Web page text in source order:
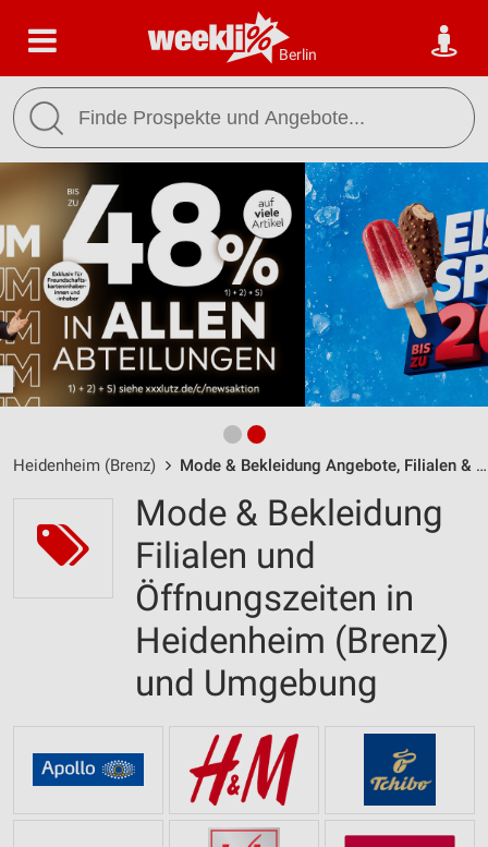
Berlin
Heidenheim (Brenz) Mode & Bekleidung Angebote, Filialen & Öffnungszeiten
Mode & Bekleidung
Filialen und
Öffnungszeiten in
Heidenheim (Brenz)
und Umgebung